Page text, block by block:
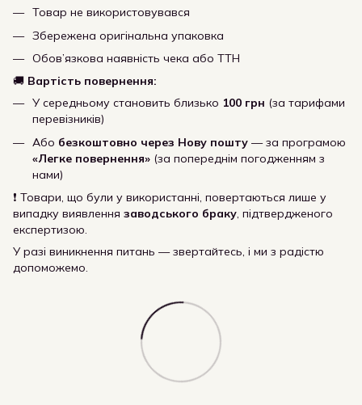
Товар не використовувався
Збережена оригінальна упаковка
Обов’язкова наявність чека або ТТН
🚚 Вартість повернення:
У середньому становить близько 100 грн (за тарифами
перевізників)
Або безкоштовно через Нову пошту — за програмою
«Легке повернення» (за попереднім погодженням з
нами)
❗ Товари, що були у використанні, повертаються лише у
випадку виявлення заводського браку, підтвердженого
експертизою.
У разі виникнення питань — звертайтесь, і ми з радістю
допоможемо.